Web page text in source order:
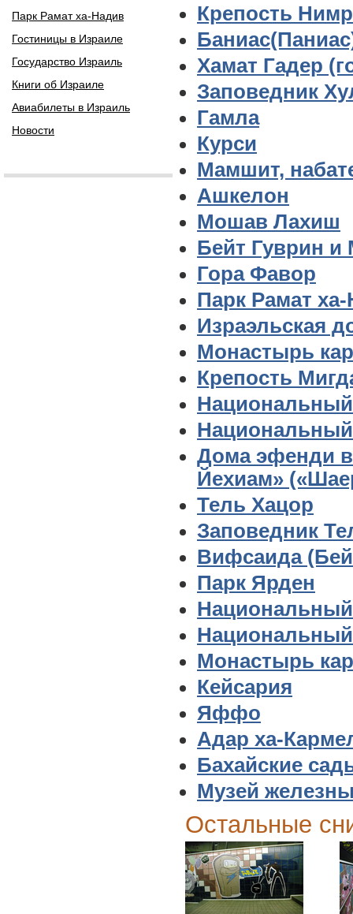
Парк Рамат ха-Надив
Гостиницы в Израиле
Государство Израиль
Книги об Израиле
Авиабилеты в Израиль
Новости
Крепость
Хамат Гадер
Заповедник
Гамла
Курси
Мамшит,
Ашкелон
Мошав Лахиш
Бейт Гуврин
Гора Фавор
Парк Рамат
Израэльская
Монастырь
Крепость
Дома эфенди
Йехиам»
Тель Хацор
Заповедник
Вифсаида
Парк Ярден
Монастырь
Кейсария
Яффо
Адар ха-
Бахайские
Музей
Остальные